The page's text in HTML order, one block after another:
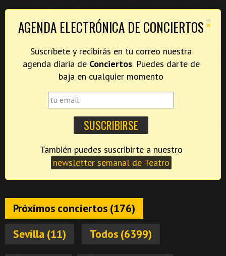
×
AGENDA ELECTRÓNICA DE CONCIERTOS
Suscríbete y recibirás en tu correo nuestra
agenda diaria de Conciertos. Puedes darte de
baja en cualquier momento
newsletter semanal de Teatro
Próximos conciertos (176)
Sevilla (11)
Todos (6399)